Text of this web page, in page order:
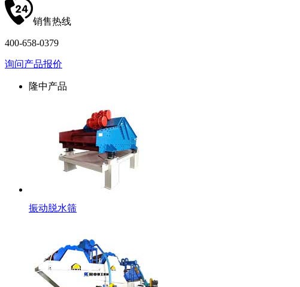
销售热线
400-658-0379
询问产品报价
隆中产品
振动脱水筛